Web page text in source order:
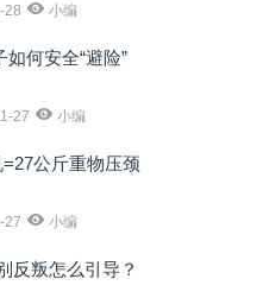
28 小编
何安全“避险”
27 小编
公斤重物压颈
27 小编
反叛怎么引导？